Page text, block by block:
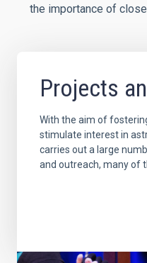
the importance of
Projects
With the aim of
stimulate interest in
carries out a large
and outreach, many of